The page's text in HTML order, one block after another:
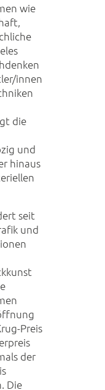
wie
innen
die
und
hinaus
seit
und
Preis
der
Die